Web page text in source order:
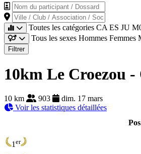
Nom du participant / Dossard
Ville / Club / Association / Société
Toutes les catégories CA ES JU
Tous les sexes Hommes Femmes
Filtrer
10km Le Croezou
10 km 903
dim. 17 mars
Voir les statistiques détaillées
1 er